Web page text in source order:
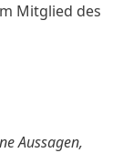
Mitglied des
Aussagen,